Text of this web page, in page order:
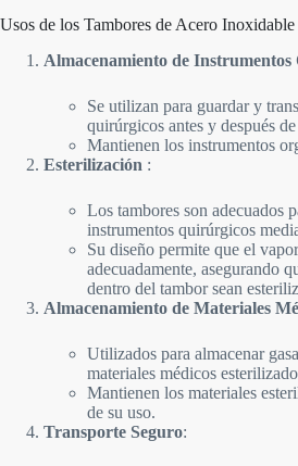
Usos de los Tambores de Acero
Almacenamiento de
Se utilizan para guardar y
quirúrgicos antes y después
Mantienen los instrumentos
Esterilización :
Los tambores son adecuados
instrumentos quirúrgicos
Su diseño permite que el
adecuadamente, asegurando
dentro del tambor sean
Almacenamiento de Materiales
Utilizados para almacenar
materiales médicos
Mantienen los materiales
de su uso.
Transporte Seguro: